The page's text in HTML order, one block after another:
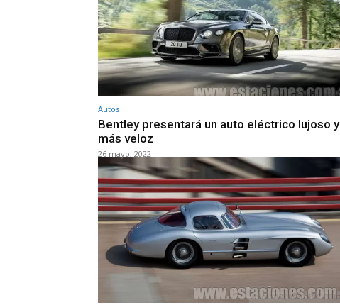
Autos
Bentley presentará un auto eléctrico lujoso y
más veloz
26 mayo, 2022